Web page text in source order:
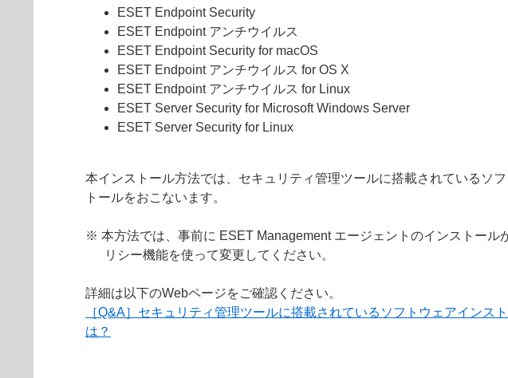
ESET Endpoint Security
ESET Endpoint アンチウイルス
ESET Endpoint Security for macOS
ESET Endpoint アンチウイルス for OS X
ESET Endpoint アンチウイルス for Linux
ESET Server Security for Microsoft Windows Server
ESET Server Security for Linux
本インストール方法では、セキュリティ管理ツールに搭載されているソ
トールをおこないます。
※ 本方法では、事前に ESET Management エージェントのインストー
リシー機能を使って変更してください。
詳細は以下のWebページをご確認ください。
［Q&A］セキュリティ管理ツールに搭載されているソフトウェアイン
は？